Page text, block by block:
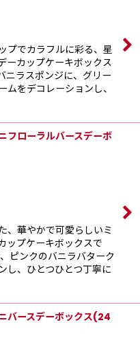
プでカラフルに彩る、星
ーカップケーキボックス
ニラスポンジに、グリー
ムをデコレーションし、
フローラルバースデーボ
、華やかで可愛らしいミ
ップケーキボックスで
ピンクのバニラバターク
し、ひとつひとつ丁寧に
バースデーボックス(24